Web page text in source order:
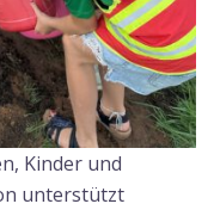
Kinder und
unterstützt